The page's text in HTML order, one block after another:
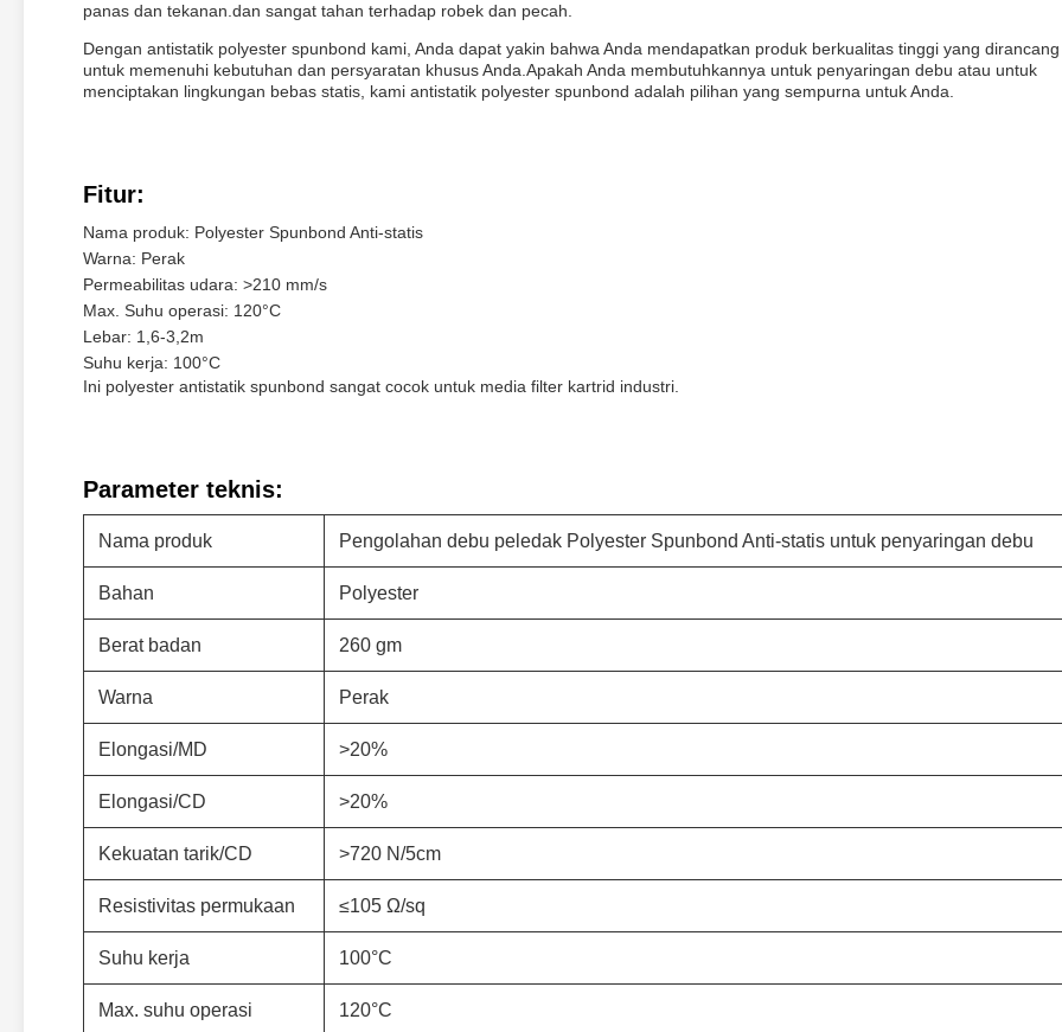
panas dan tekanan.dan sangat tahan terhadap robek dan pecah.
Dengan antistatik polyester spunbond kami, Anda dapat yakin bahwa Anda mendapatkan produk berkualitas tinggi yang dirancang
untuk memenuhi kebutuhan dan persyaratan khusus Anda.Apakah Anda membutuhkannya untuk penyaringan debu atau untuk
menciptakan lingkungan bebas statis, kami antistatik polyester spunbond adalah pilihan yang sempurna untuk Anda.
Fitur:
Nama produk: Polyester Spunbond Anti-statis
Warna: Perak
Permeabilitas udara: >210 mm/s
Max. Suhu operasi: 120°C
Lebar: 1,6-3,2m
Suhu kerja: 100°C
Ini polyester antistatik spunbond sangat cocok untuk media filter kartrid industri.
Parameter teknis:
Nama produk Pengolahan debu peledak Polyester Spunbond Anti-statis untuk penyaringan debu
Bahan Polyester
Berat badan 260 gm
Warna Perak
Elongasi/MD >20%
Elongasi/CD >20%
Kekuatan tarik/CD >720 N/5cm
Resistivitas permukaan ≤105 Ω/sq
Suhu kerja 100°C
Max. suhu operasi 120°C